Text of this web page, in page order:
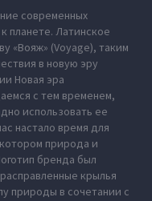
современных
планете. Латинское
«Вояж» (Voyage), таким
в новую эру
Новая эра
с тем временем,
использовать ее
настало время для
природа и
бренда был
крылья
природы в сочетании с